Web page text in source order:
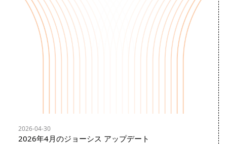
2026-04-30
2026年4月のジョーシス アップデート